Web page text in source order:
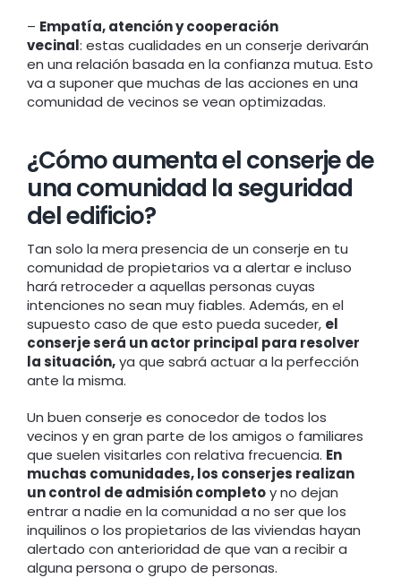
– Empatía, atención y cooperación
vecinal: estas cualidades en un conserje derivarán
en una relación basada en la confianza mutua. Esto
va a suponer que muchas de las acciones en una
comunidad de vecinos se vean optimizadas.
¿Cómo aumenta el conserje de
una comunidad la seguridad
del edificio?
Tan solo la mera presencia de un conserje en tu
comunidad de propietarios va a alertar e incluso
hará retroceder a aquellas personas cuyas
intenciones no sean muy fiables. Además, en el
supuesto caso de que esto pueda suceder, el
conserje será un actor principal para resolver
la situación,ya que sabrá actuar a la perfección
ante la misma.
Un buen conserje es conocedor de todos los
vecinos y en gran parte de los amigos o familiares
que suelen visitarles con relativa frecuencia. En
muchas comunidades, los conserjes realizan
un control de admisión completoy no dejan
entrar a nadie en la comunidad a no ser que los
inquilinos o los propietarios de las viviendas hayan
alertado con anterioridad de que van a recibir a
alguna persona o grupo de personas.